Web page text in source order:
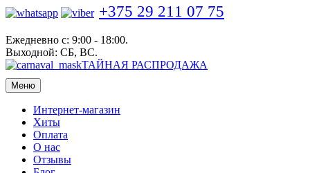
+375 29 211 07 75
Ежедневно с: 9:00 - 18:00.
Выходной: СБ, ВС.
ТАЙНАЯ РАСПРОДАЖА
Меню
Интернет-магазин
Хиты
Оплата
О нас
Отзывы